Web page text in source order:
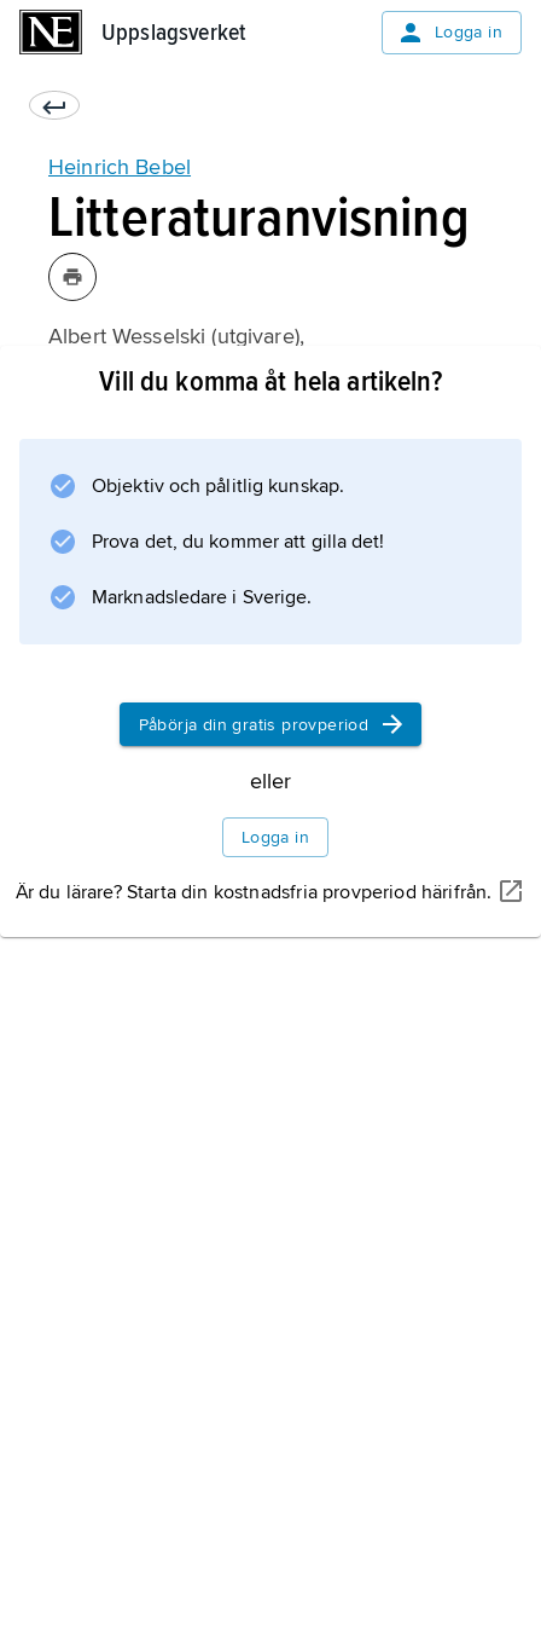
Uppslagsverket Logga in
Heinrich Bebel
Litteraturanvisning
Albert Wesselski (utgivare),
Heinrich Bebels Schwänke
Vill du komma åt hela artikeln?
Objektiv och pålitlig kunskap.
Prova det, du kommer att gilla det!
Marknadsledare i Sverige.
Påbörja din gratis provperiod
eller
Logga in
Är du lärare? Starta din kostnadsfria provperiod härifrån.